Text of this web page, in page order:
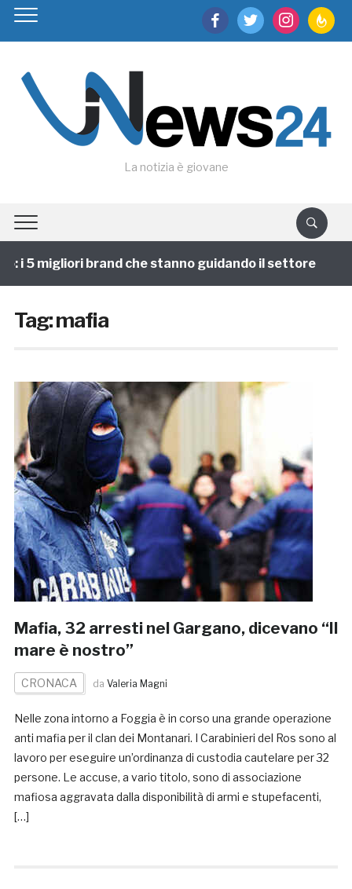
facebooktwitter instagram
La notizia è giovane
5 migliori brand che stanno guidando il settore
Tag:mafia
Mafia, 32 arresti nel Gargano, dicevano “Il
mare è nostro”
CRONACA da Valeria Magni
Nelle zona intorno a Foggia è in corso una grande operazione
anti mafia per il clan dei Montanari. I Carabinieri del Ros sono al
lavoro per eseguire un’ordinanza di custodia cautelare per 32
persone. Le accuse, a vario titolo, sono di associazione
mafiosa aggravata dalla disponibilità di armi e stupefacenti,
[…]